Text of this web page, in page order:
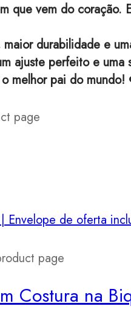
vem do coração.
durabilidade e
ajuste perfeito e uma
o melhor pai do
page
page
Costura na